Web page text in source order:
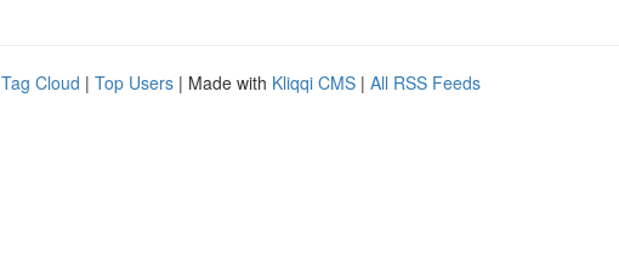
Tag Cloud | Top Users | Made with Kliqqi CMS | All RSS Feeds